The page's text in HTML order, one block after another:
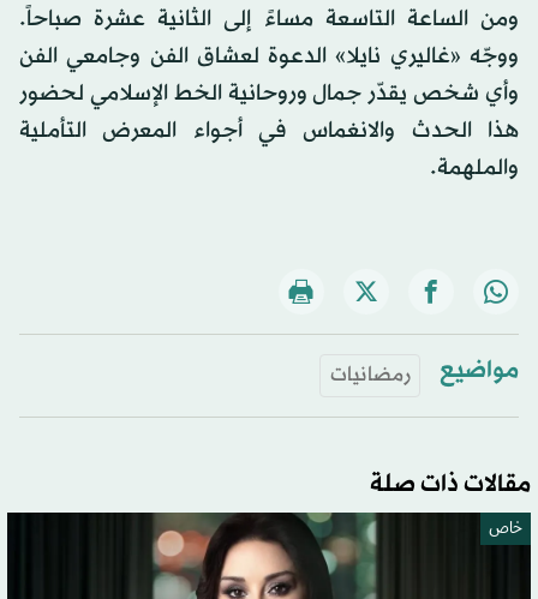
ومن الساعة التاسعة مساءً إلى الثانية عشرة صباحاً.
ووجّه «غاليري نايلا» الدعوة لعشاق الفن وجامعي الفن
وأي شخص يقدّر جمال وروحانية الخط الإسلامي لحضور
هذا الحدث والانغماس في أجواء المعرض التأملية
والملهمة.
مواضيع رمضانيات
مقالات ذات صلة
خاص